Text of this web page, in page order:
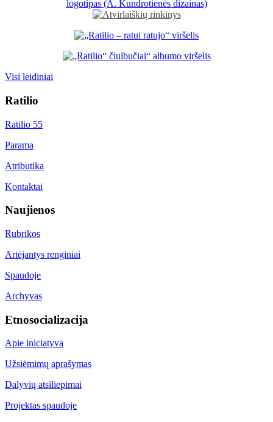
Visi leidiniai
Ratilio
Ratilio 55
Parama
Atributika
Kontaktai
Naujienos
Rubrikos
Artėjantys renginiai
Spaudoje
Archyvas
Etnosocializacija
Apie iniciatyvą
Užsiėmimų aprašymas
Dalyvių atsiliepimai
Projektas spaudoje